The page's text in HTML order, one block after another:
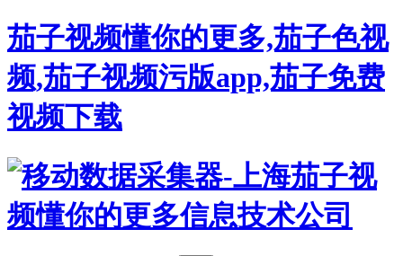
茄子视频懂你的更多,茄子色视
频,茄子视频污版app,茄子免费
视频下载